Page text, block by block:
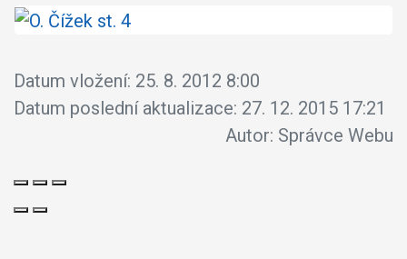
Datum vložení: 25. 8. 2012 8:00
Datum poslední aktualizace: 27. 12. 2015 17:21
Autor: Správce Webu